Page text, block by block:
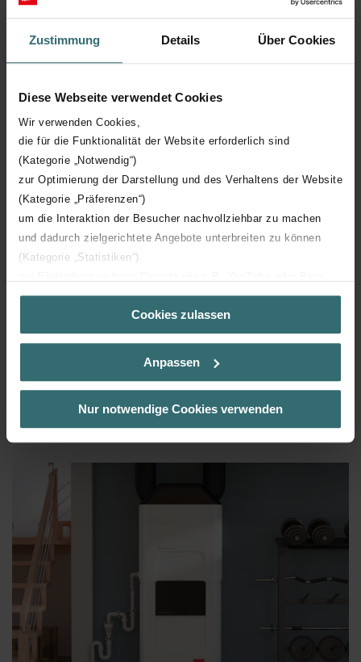
Zustimmung Details Über Cookies
Diese Webseite verwendet Cookies
Wir verwenden Cookies,
die für die Funktionalität der Website erforderlich sind
(Kategorie „Notwendig“)
zur Optimierung der Darstellung und des Verhaltens der Website
(Kategorie „Präferenzen“)
um die Interaktion der Besucher nachvollziehbar zu machen
und dadurch zielgerichtete Angebote unterbreiten zu können
(Kategorie „Statistiken“)
(Kategorie „Marketing“)
Über „Details zeigen“ bzw. die Datenschutzerklärung erhalten
Sie weitere Informationen. Durch die Auswahl der Kategorie
der Auswahl von „Statistiken“ willigen Sie ein, dass wir Ihren
Besuchsverlauf auf unserer Website verwenden, um Ihnen die
bestmögliche Nutzererfahrung zu ermöglichen und Ihnen
widerrufen.
Datenschutzerklärung der Zehnder Group
Zehnder Group AG: Data Privacy
Zehnder Group België nv/sa: Déclarations de confidentialité
Zehnder Group Czech Republic s.r.o.: Zásady ochrany
Zehnder Group Ibérica SAU: Política de privacidad
Zehnder Group Italia S.r.l.: Privacy
Cookies zulassen
Anpassen
Nur notwendige Cookies verwenden
Échangeur enthalpique
Lire la suite
Etape 2 | Ajoutez un ou plusieurs modules
d’extension pour augmenter le confort